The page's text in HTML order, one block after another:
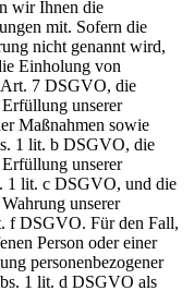
wir Ihnen die
mit. Sofern die
nicht genannt wird,
Einholung von
7 DSGVO, die
unserer
Maßnahmen sowie
1 lit. b DSGVO, die
unserer
1 lit. c DSGVO, und die
unserer
f DSGVO. Für den Fall,
Person oder einer
personenbezogener
1 lit. d DSGVO als